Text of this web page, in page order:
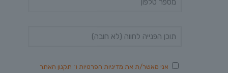
אני מאשר/ת את מדיניות הפרטיות ו־ תקנון האתר